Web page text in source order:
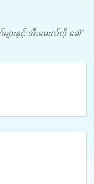
ားနှင့် အီးမေးလ်ကို ခေါ်